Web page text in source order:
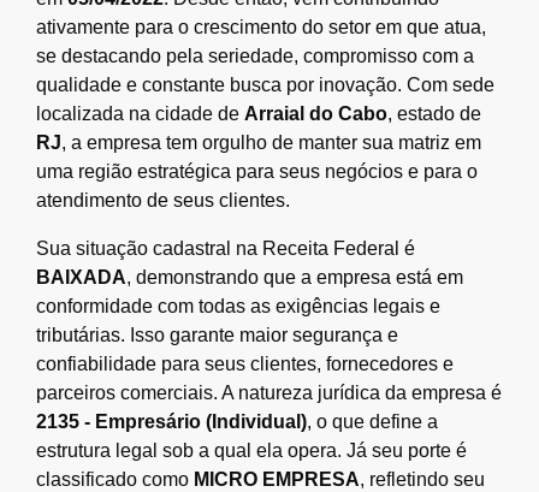
ativamente para o crescimento do setor em que atua,
se destacando pela seriedade, compromisso com a
qualidade e constante busca por inovação. Com sede
localizada na cidade de Arraial do Cabo, estado de
RJ, a empresa tem orgulho de manter sua matriz em
uma região estratégica para seus negócios e para o
atendimento de seus clientes.
Sua situação cadastral na Receita Federal é
BAIXADA, demonstrando que a empresa está em
conformidade com todas as exigências legais e
tributárias. Isso garante maior segurança e
confiabilidade para seus clientes, fornecedores e
parceiros comerciais. A natureza jurídica da empresa é
2135 - Empresário (Individual), o que define a
estrutura legal sob a qual ela opera. Já seu porte é
classificado como MICRO EMPRESA, refletindo seu